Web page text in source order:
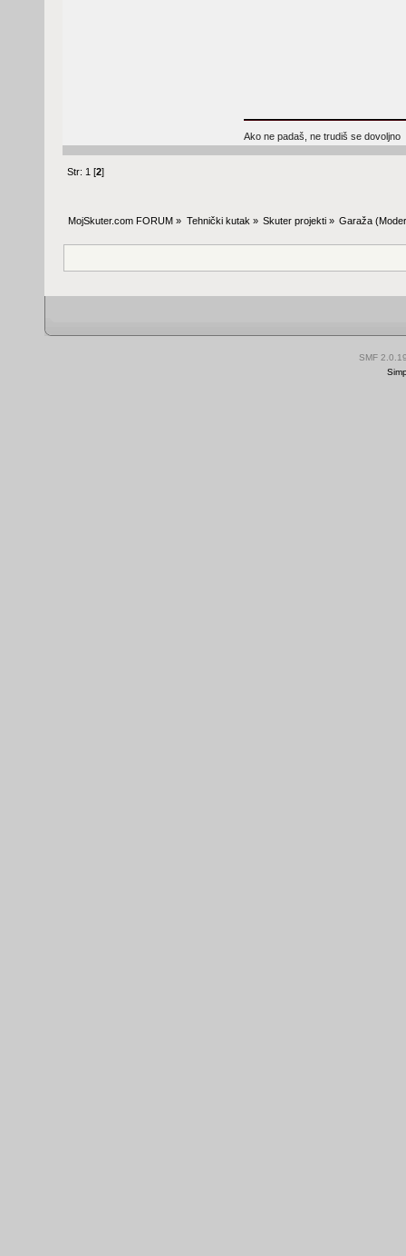
Ako ne padaš, ne trudiš se dovoljno
Str: 1 [2]
MojSkuter.com FORUM » Tehnički kutak » Skuter projekti» Garaža
SMF